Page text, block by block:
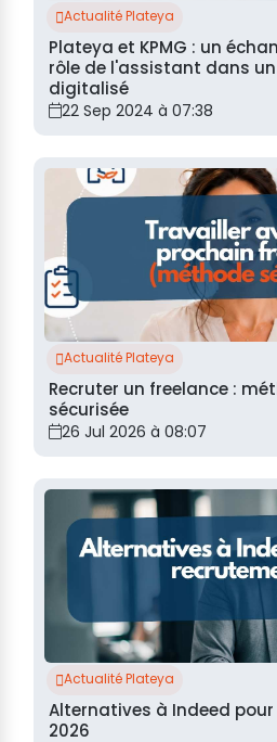
Actualité Plateya
Plateya et KPMG : un
rôle de l'assistant dans
digitalisé
22 Sep 2024 à 07:38
Actualité Plateya
Recruter un freelance :
sécurisée
26 Jul 2026 à 08:07
Actualité Plateya
Alternatives à Indeed
2026